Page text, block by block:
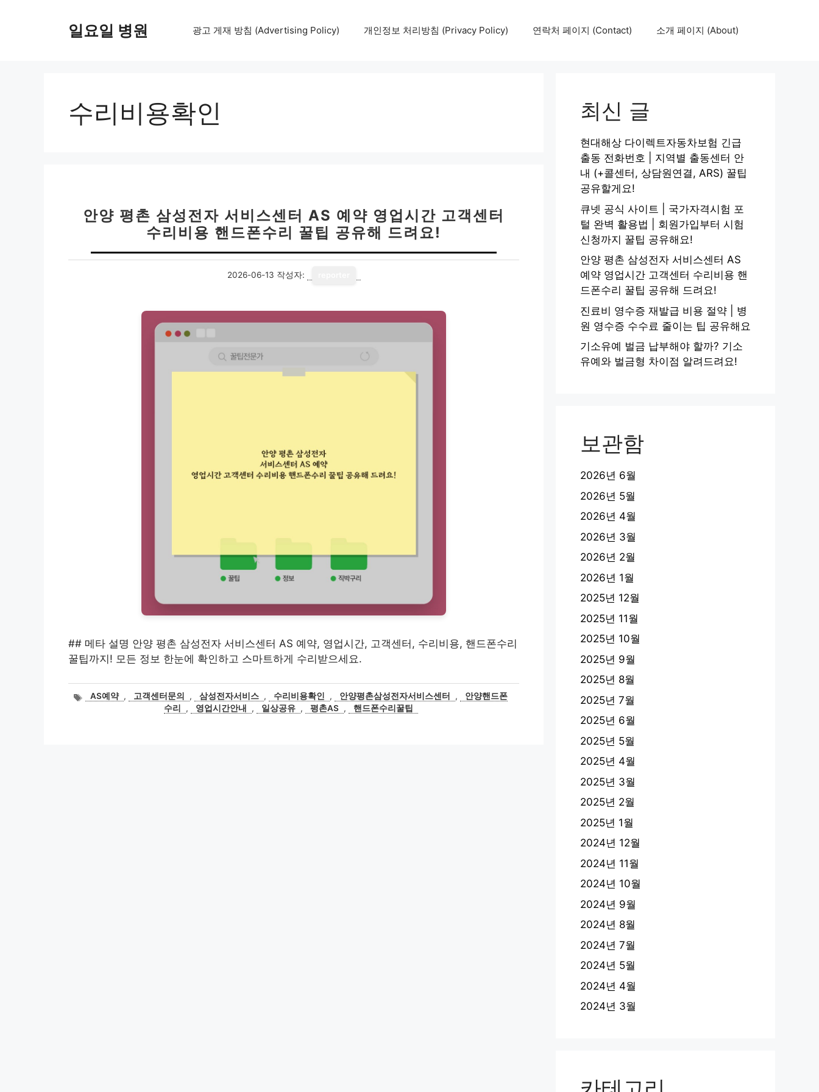
일요일 병원 광고 게재 방침 (Advertising Policy) 개인정보 처리방침 (Privacy Policy) 연락처 페이지 (Contact) 소개 페이지 (About)
수리비용확인
안양 평촌 삼성전자 서비스센터 AS 예약 영업시간 고객센터
수리비용 핸드폰수리 꿀팁 공유해 드려요!
2026-06-13 작성자:
## 메타 설명 안양 평촌 삼성전자 서비스센터 AS 예약, 영업시간, 고객센터, 수리비용, 핸드폰수리
꿀팁까지! 모든 정보 한눈에 확인하고 스마트하게 수리받으세요.
태AS예약 , 고객센터문의 , 삼성전자서비스 , 수리비용확인 , 안양평촌삼성전자서비스센터 ,
안양핸드폰
수리
, 영업시간안내 , 일상공유 , 평촌AS , 핸드폰수리꿀팁
최신 글
현대해상 다이렉트자동차보험 긴급
출동 전화번호 | 지역별 출동센터 안
내 (+콜센터, 상담원연결, ARS) 꿀팁
공유할게요!
큐넷 공식 사이트 | 국가자격시험 포
털 완벽 활용법 | 회원가입부터 시험
신청까지 꿀팁 공유해요!
안양 평촌 삼성전자 서비스센터 AS
예약 영업시간 고객센터 수리비용 핸
드폰수리 꿀팁 공유해 드려요!
진료비 영수증 재발급 비용 절약 | 병
원 영수증 수수료 줄이는 팁 공유해요
기소유예 벌금 납부해야 할까? 기소
유예와 벌금형 차이점 알려드려요!
보관함
2026년 6월
2026년 5월
2026년 4월
2026년 3월
2026년 2월
2026년 1월
2025년 12월
2025년 11월
2025년 10월
2025년 9월
2025년 8월
2025년 7월
2025년 6월
2025년 5월
2025년 4월
2025년 3월
2025년 2월
2025년 1월
2024년 12월
2024년 11월
2024년 10월
2024년 9월
2024년 8월
2024년 7월
2024년 5월
2024년 4월
2024년 3월